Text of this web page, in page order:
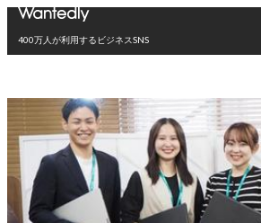
400万人が利用するビジネスSNS